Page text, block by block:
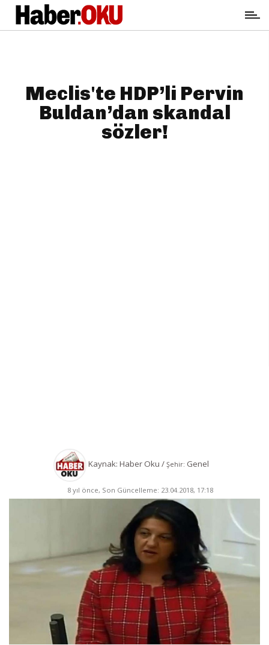
Meclis'te HDP’li Pervin
Buldan’dan skandal
sözler!
Kaynak: Haber Oku / Şehir: Genel
8 yıl önce, Son Güncelleme: 23.04.2018, 17:18